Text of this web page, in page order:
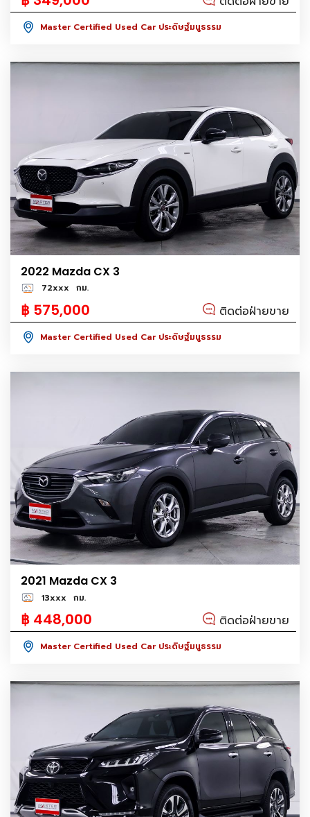
Master Certified Used Car ประดิษฐ์มนูธรรม
2022 Mazda CX 3
72xxx กม.
฿ 575,000 ติดต่อฝ่ายขาย
Master Certified Used Car ประดิษฐ์มนูธรรม
2021 Mazda CX 3
13xxx กม.
฿ 448,000 ติดต่อฝ่ายขาย
Master Certified Used Car ประดิษฐ์มนูธรรม